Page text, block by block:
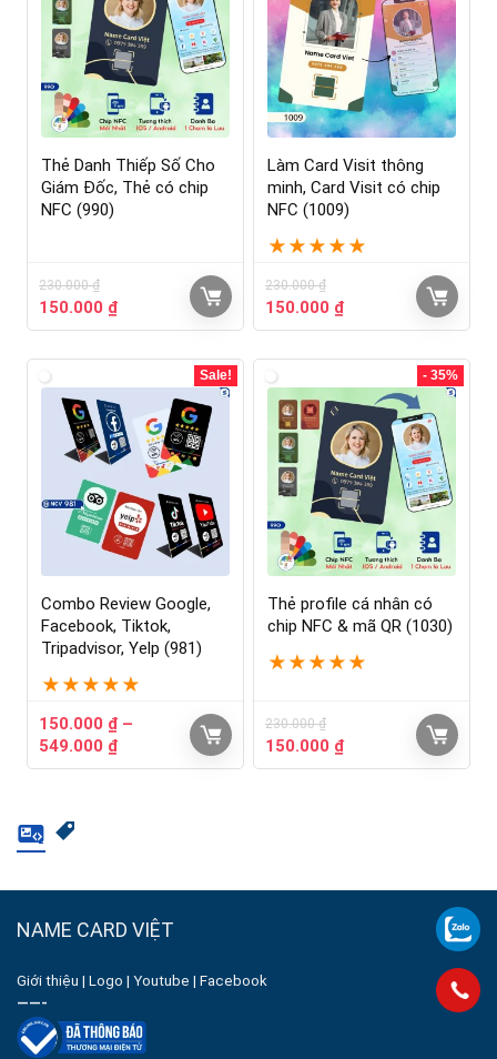
Thẻ Danh Thiếp Số Cho
Giám Đốc, Thẻ có chip
NFC (990)
230.000₫
150.000 ₫
Làm Card Visit thông
minh, Card Visit có chip
NFC (1009)
★ ★ ★ ★ ★
230.000₫
150.000 ₫
Sale!
Combo Review Google,
Facebook, Tiktok,
Tripadvisor, Yelp (981)
★ ★ ★ ★ ★
150.000 ₫ –
549.000 ₫
- 35%
Thẻ profile cá nhân có
chip NFC & mã QR (1030)
★ ★ ★ ★ ★
230.000₫
150.000 ₫
NAME CARD VIỆT
Giới thiệu | Logo | Youtube | Facebook
——-